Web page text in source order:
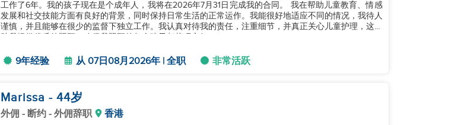
工作了6年。我的孩子现在是个成年人，我将在2026年7月31日完成我的合同。 我在帮助儿童教育、情感
发展和社交技能方面有良好的背景，同时保持日常生活的正常运作。我能很好地适应不同的情况，我待人
谨慎，并且能够在很少的监督下独立工作。我认真对待我的责任，注重细节，并真正关心儿童护理，这帮
9年经验 从 07日08月2026年 | 全职 非常活跃
Marissa - 44岁
外佣 - 断约 - 外佣辞职 香港